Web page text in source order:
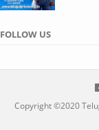
FOLLOW US
Copyright ©2020